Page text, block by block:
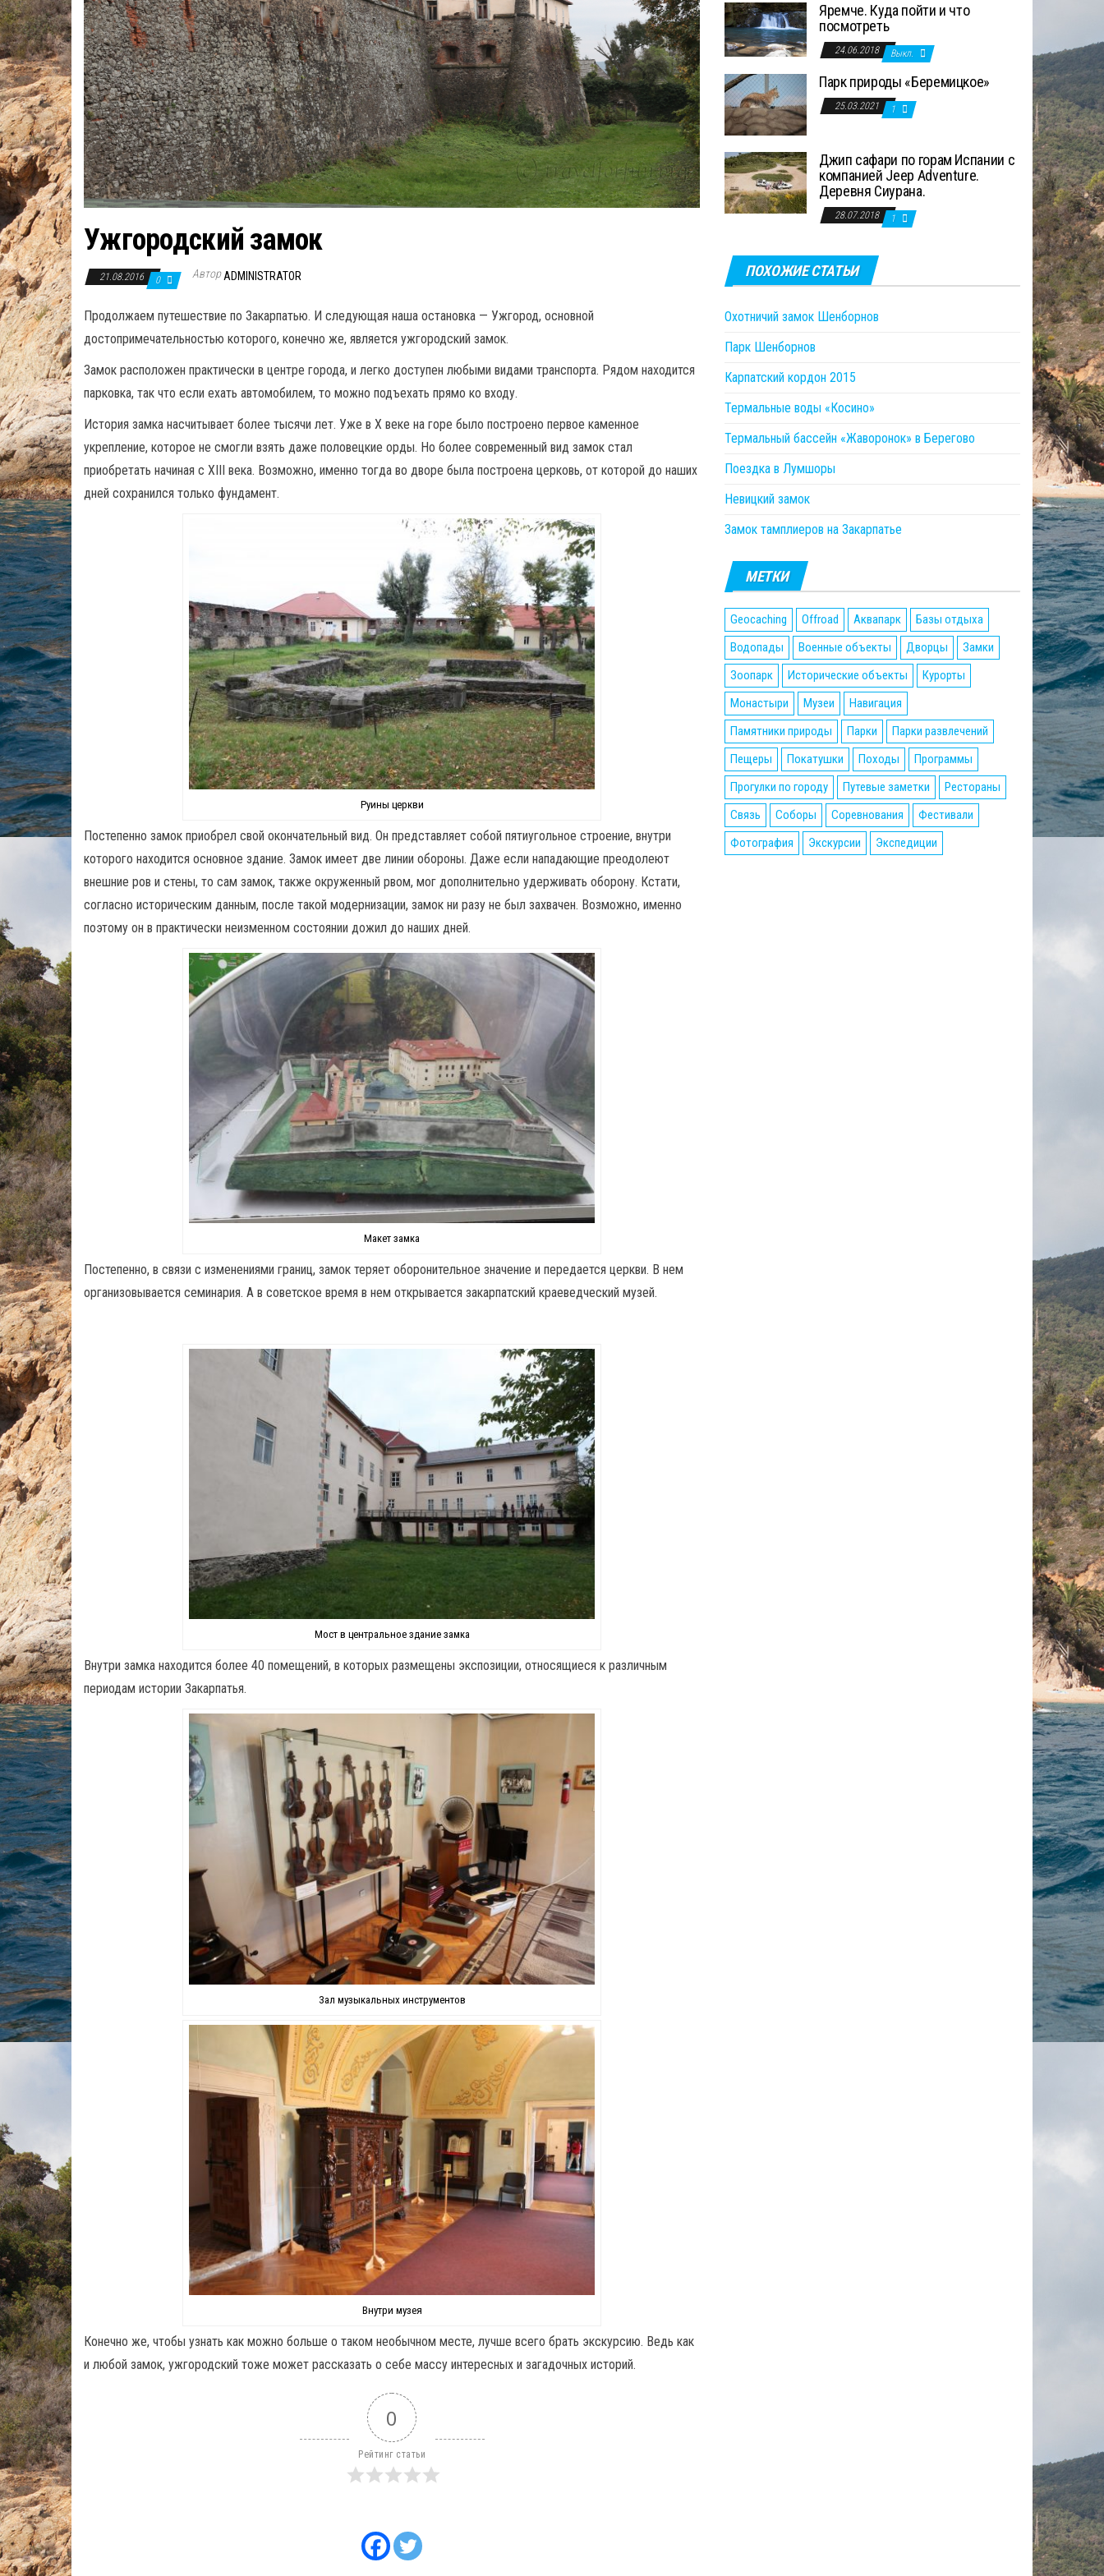
Ужгородский замок
21.08.2016 0 АвторADMINISTRATOR
Продолжаем путешествие по Закарпатью. И следующая наша остановка — Ужгород, основной
достопримечательностью которого, конечно же, является ужгородский замок.
Замок расположен практически в центре города, и легко доступен любыми видами транспорта. Рядом находится
парковка, так что если ехать автомобилем, то можно подъехать прямо ко входу.
История замка насчитывает более тысячи лет. Уже в Х веке на горе было построено первое каменное
укрепление, которое не смогли взять даже половецкие орды. Но более современный вид замок стал
приобретать начиная с ХIII века. Возможно, именно тогда во дворе была построена церковь, от которой до наших
дней сохранился только фундамент.
Руины церкви
Постепенно замок приобрел свой окончательный вид. Он представляет собой пятиугольное строение, внутри
которого находится основное здание. Замок имеет две линии обороны. Даже если нападающие преодолеют
внешние ров и стены, то сам замок, также окруженный рвом, мог дополнительно удерживать оборону. Кстати,
согласно историческим данным, после такой модернизации, замок ни разу не был захвачен. Возможно, именно
поэтому он в практически неизменном состоянии дожил до наших дней.
Макет замка
Постепенно, в связи с изменениями границ, замок теряет оборонительное значение и передается церкви. В нем
организовывается семинария. А в советское время в нем открывается закарпатский краеведческий музей.
Мост в центральное здание замка
Внутри замка находится более 40 помещений, в которых размещены экспозиции, относящиеся к различным
периодам истории Закарпатья.
Зал музыкальных инструментов
Внутри музея
Конечно же, чтобы узнать как можно больше о таком необычном месте, лучше всего брать экскурсию. Ведь как
и любой замок, ужгородский тоже может рассказать о себе массу интересных и загадочных историй.
0
Рейтинг статьи
Яремче. Куда пойти и что
посмотреть
24.06.2018 Выкл.
Парк природы «Беремицкое»
25.03.2021 1
Джип сафари по горам Испании с
компанией Jeep Adventure.
Деревня Сиурана.
28.07.2018 1
ПОХОЖИЕ СТАТЬИ
Охотничий замок Шенборнов
Парк Шенборнов
Карпатский кордон 2015
Термальные воды «Косино»
Термальный бассейн «Жаворонок» в Берегово
Поездка в Лумшоры
Невицкий замок
Замок тамплиеров на Закарпатье
МЕТКИ
Geocaching Offroad Аквапарк
Базы отдыха
Водопады
Военные объекты Дворцы
Замки
Зоопарк
Исторические объекты
Курорты
Монастыри
Музеи
Навигация
Памятники природы
Парки
Парки развлечений
Пещеры
Покатушки Походы
Программы
Прогулки по городу
Путевые заметки
Рестораны
Связь
Соборы Соревнования
Фестивали
Фотография
Экскурсии Экспедиции